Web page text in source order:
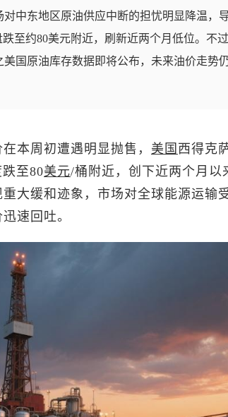
中东地区原油供应中断的担忧明显降温，
至约80美元附近，刷新近两个月低位。不
国原油库存数据即将公布，未来油价走势
本周初遭遇明显抛售， 美国 西得克
至80美元/桶附近，创下近两个月以
大缓和迹象，市场对全球能源运输
速回吐。